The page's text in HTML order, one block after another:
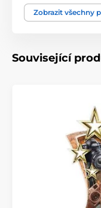
Motiv
Zobrazit všechny
Související